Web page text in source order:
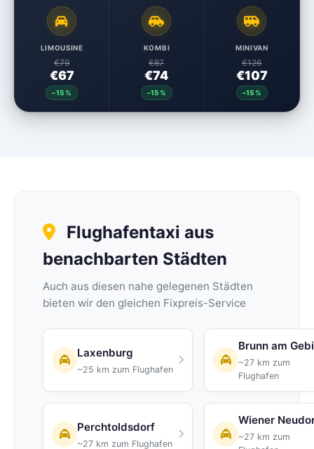
LIMOUSINE
€79
€67
–15%
KOMBI
€87
€74
–15%
MINIVAN
€126
€107
–15%
Flughafentaxi aus
benachbarten Städten
Auch aus diesen nahe gelegenen Städten
bieten wir den gleichen Fixpreis-Service
Laxenburg
~25 km zum Flughafen
Brunn am
~27 km zum
Flughafen
Perchtoldsdorf
~27 km zum Flughafen
Wiener
~27 km zum